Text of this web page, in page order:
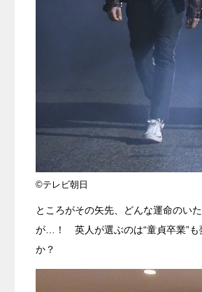
©テレビ朝日
ところがその矢先、どんな運命のい
が…！ 英人が選ぶのは“童貞卒業”も
か？